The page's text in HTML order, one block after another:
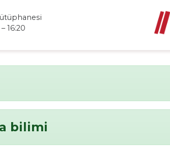
16:20
bilimi